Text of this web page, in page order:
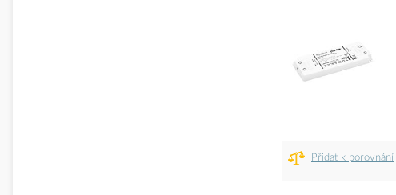
Přidat k porovnání